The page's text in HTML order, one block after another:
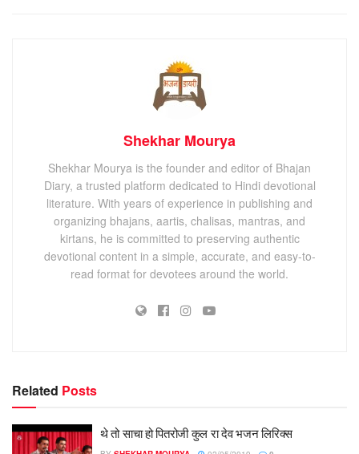
Shekhar Mourya
Shekhar Mourya is the founder and editor of Bhajan
Diary, a trusted platform dedicated to Hindi devotional
literature. With years of experience in publishing and
organizing bhajans, aartis, chalisas, mantras, and
kirtans, he is committed to preserving authentic
devotional content in a simple, accurate, and easy-to-
read format for devotees around the world.
Related Posts
थे तो साचा हो पितरोजी कुल रा देव भजन लिरिक्स